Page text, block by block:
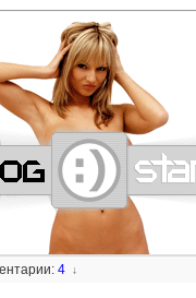
——————————
4 ↓